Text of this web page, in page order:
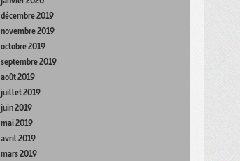
décembre 2019
novembre 2019
octobre 2019
septembre 2019
août 2019
juillet 2019
juin 2019
mai 2019
avril 2019
mars 2019